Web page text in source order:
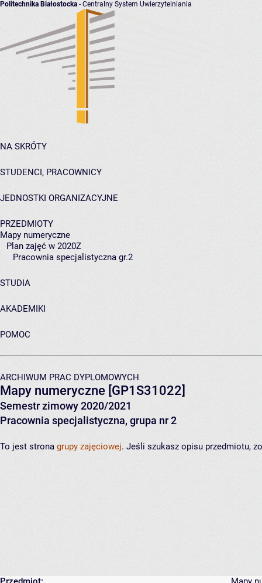
Politechnika Białostocka - Centralny System Uwierzytelniania
NA SKRÓTY
STUDENCI, PRACOWNICY
JEDNOSTKI ORGANIZACYJNE
PRZEDMIOTY
Mapy numeryczne
Plan zajęć w 2020Z
Pracownia specjalistyczna gr.2
STUDIA
AKADEMIKI
POMOC
ARCHIWUM PRAC DYPLOMOWYCH
Mapy numeryczne [GP1S31022]
Semestr zimowy 2020/2021
Pracownia specjalistyczna, grupa nr 2
To jest strona grupy zajęciowej. Jeśli szukasz opisu przedmiotu,